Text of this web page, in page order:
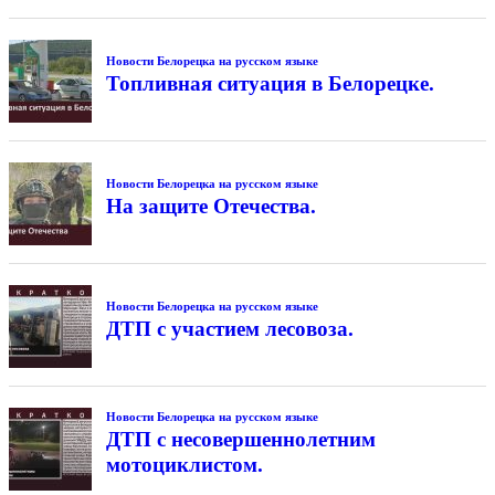
Новости Белорецка на русском языке
Топливная ситуация в Белорецке.
Новости Белорецка на русском языке
На защите Отечества.
Новости Белорецка на русском языке
ДТП с участием лесовоза.
Новости Белорецка на русском языке
ДТП с несовершеннолетним
мотоциклистом.